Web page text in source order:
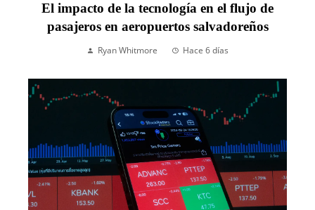
El impacto de la tecnología en el flujo de
pasajeros en aeropuertos salvadoreños
Ryan Whitmore Hace 6 días